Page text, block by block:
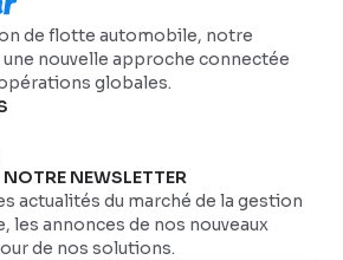
de flotte automobile, notre
nouvelle approche connectée
globales.
NEWSLETTER
actualités du marché de la gestion
les annonces de nos nouveaux
de nos solutions.